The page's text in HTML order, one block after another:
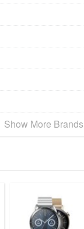
Show More Brands